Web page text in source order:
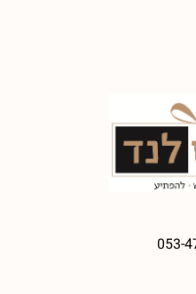
053-